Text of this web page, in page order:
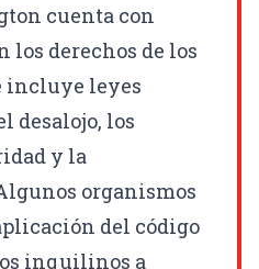
cuenta con
los derechos de los
leyes
desalojo, los
y la
organismos
del código
inquilinos a